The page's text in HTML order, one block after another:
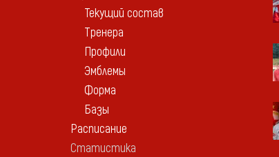
Текущий состав
Тренера
Профили
Эмблемы
Форма
Базы
Расписание
Статистика